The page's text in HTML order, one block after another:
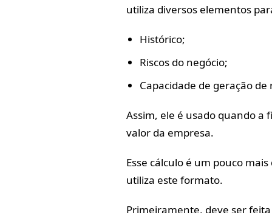
utiliza diversos elementos
Histórico;
Riscos do negócio;
Capacidade de geração de
Assim, ele é usado quando a
valor da empresa.
Esse cálculo é um pouco
utiliza este formato.
Primeiramente, deve ser